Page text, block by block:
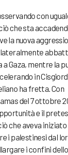
con
che sta
la nuova
Gaza, mentre la
in
ha fretta. Con
del 7 ottobre
e il
che aveva iniziato
i palestinesi dal
i confini